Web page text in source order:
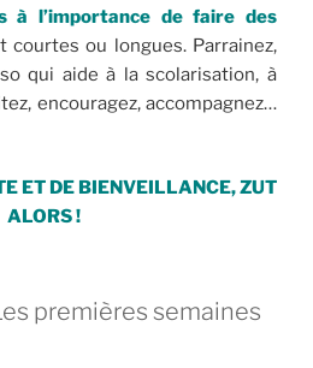
à l’importance de faire des
courtes ou longues. Parrainez,
qui aide à la scolarisation, à
encouragez, accompagnez…
ET DE BIENVEILLANCE, ZUT
ALORS !
premières semaines